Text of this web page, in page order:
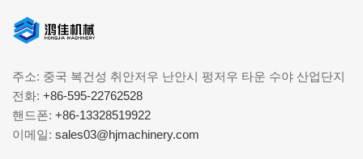
주소: 중국 복건성 취안저우 난안시 펑저우 타운 수야 산업단지
전화: +86-595-22762528
핸드폰: +86-13328519922
이메일: sales03@hjmachinery.com